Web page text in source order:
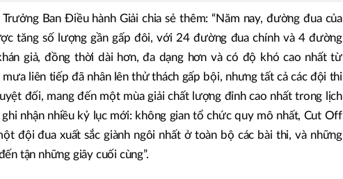
Ban Điều hành Giải chia sẻ thêm: “Năm nay, đường đua của
tăng số lượng gần gấp đôi, với 24 đường đua chính và 4 đường
giả, đồng thời dài hơn, đa dạng hơn và có độ khó cao nhất từ
liên tiếp đã nhân lên thử thách gấp bội, nhưng tất cả các đội thi
đối, mang đến một mùa giải chất lượng đỉnh cao nhất trong lịch
ghi nhận nhiều kỷ lục mới: không gian tổ chức quy mô nhất, Cut Off
đội đua xuất sắc giành ngôi nhất ở toàn bộ các bài thi, và những
tận những giây cuối cùng”.